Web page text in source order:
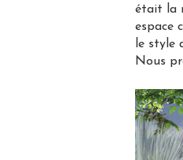
était la
espace
le style
Nous